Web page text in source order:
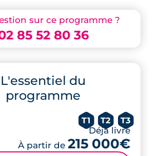
sur ce programme ?
85 52 80 36
L'essentiel du
programme
T1 T2 T3
Déjà livré
À partir de 215 000€